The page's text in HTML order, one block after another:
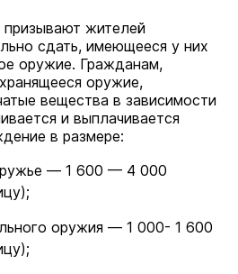
жителей
сдать, имеющееся у них
оружие. Гражданам,
оружие,
вещества в зависимости
и выплачивается
в размере:
ружье — 1 600 — 4 000
оружия — 1 000- 1 600